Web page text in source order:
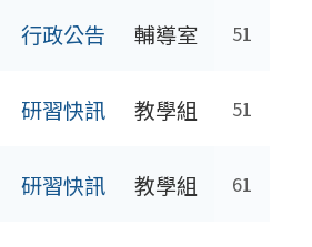
行政公告 輔導室 51
研習快訊 教學組 51
研習快訊 教學組 61